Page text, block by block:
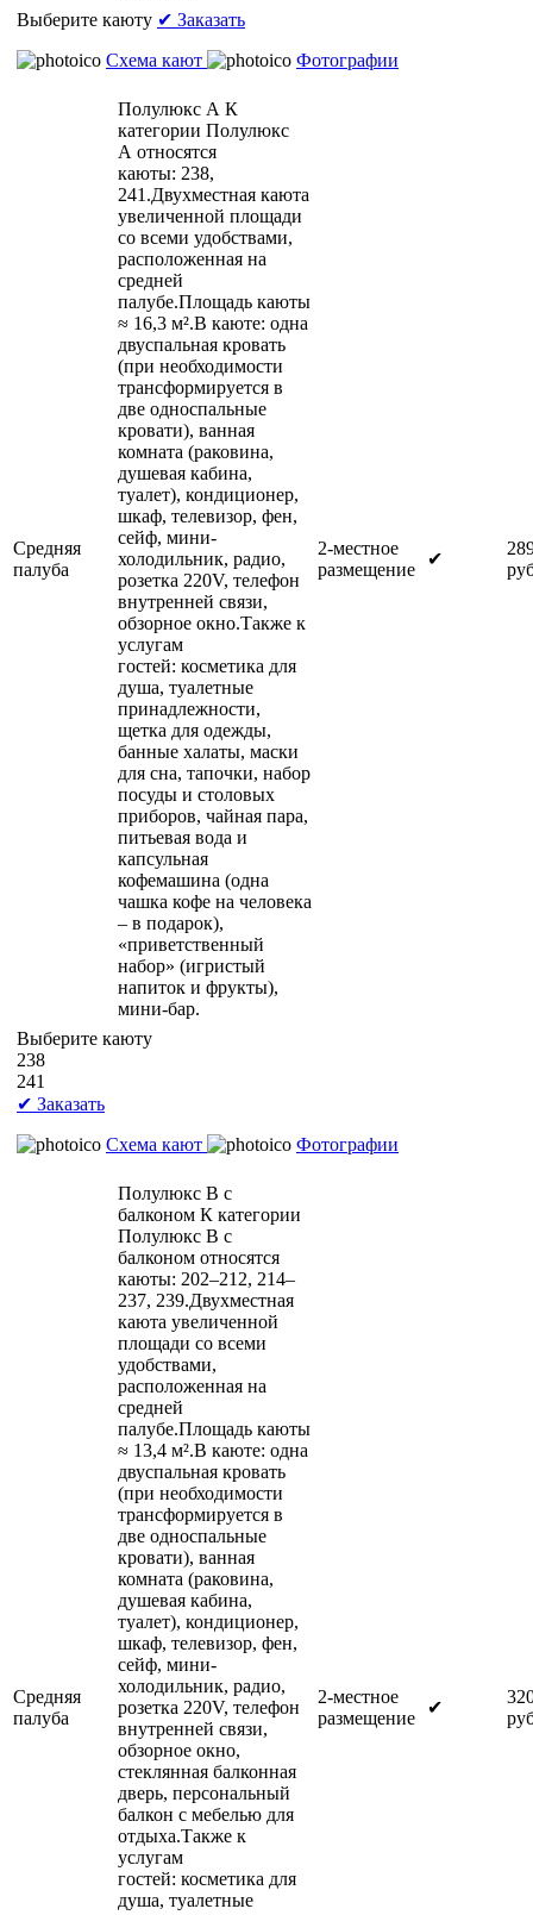
Выберите каюту ✔ Заказать
Схема кают
Фотографии
Средняя
палуба
Полулюкс А К
категории Полулюкс
А относятся
каюты: 238,
241.Двухместная каюта
увеличенной площади
со всеми удобствами,
расположенная на
средней
палубе.Площадь каюты
≈ 16,3 м².В каюте: одна
двуспальная кровать
(при необходимости
трансформируется в
две односпальные
кровати), ванная
комната (раковина,
душевая кабина,
туалет), кондиционер,
шкаф, телевизор, фен,
сейф, мини-
холодильник, радио,
розетка 220V, телефон
внутренней связи,
обзорное окно.Также к
услугам
гостей: косметика для
душа, туалетные
принадлежности,
щетка для одежды,
банные халаты, маски
для сна, тапочки, набор
посуды и столовых
приборов, чайная пара,
питьевая вода и
капсульная
кофемашина (одна
чашка кофе на человека
– в подарок),
«приветственный
набор» (игристый
напиток и фрукты),
мини-бар.
2-местное
размещение
✔
Выберите каюту
238
241
✔ Заказать
Схема кают
Фотографии
Средняя
палуба
Полулюкс В с
балконом К категории
Полулюкс В с
балконом относятся
каюты: 202–212, 214–
237, 239.Двухместная
каюта увеличенной
площади со всеми
удобствами,
расположенная на
средней
палубе.Площадь каюты
≈ 13,4 м².В каюте: одна
двуспальная кровать
(при необходимости
трансформируется в
две односпальные
кровати), ванная
комната (раковина,
душевая кабина,
туалет), кондиционер,
шкаф, телевизор, фен,
сейф, мини-
холодильник, радио,
розетка 220V, телефон
внутренней связи,
обзорное окно,
стеклянная балконная
дверь, персональный
балкон с мебелью для
отдыха.Также к
услугам
гостей: косметика для
душа, туалетные
2-местное
размещение
✔